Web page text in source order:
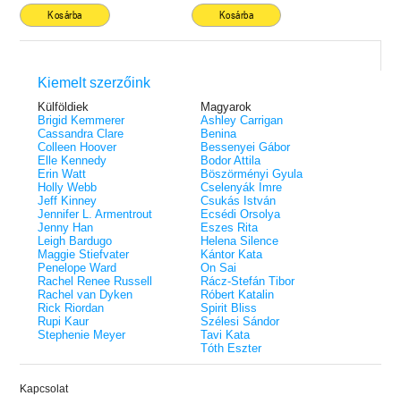
Kosárba Kosárba
Kiemelt szerzőink
Külföldiek
Brigid Kemmerer
Cassandra Clare
Colleen Hoover
Elle Kennedy
Erin Watt
Holly Webb
Jeff Kinney
Jennifer L. Armentrout
Jenny Han
Leigh Bardugo
Maggie Stiefvater
Penelope Ward
Rachel Renee Russell
Rachel van Dyken
Rick Riordan
Rupi Kaur
Stephenie Meyer
Magyarok
Ashley Carrigan
Benina
Bessenyei Gábor
Bodor Attila
Böszörményi Gyula
Cselenyák Imre
Csukás István
Ecsédi Orsolya
Eszes Rita
Helena Silence
Kántor Kata
On Sai
Rácz-Stefán Tibor
Róbert Katalin
Spirit Bliss
Szélesi Sándor
Tavi Kata
Tóth Eszter
Kapcsolat